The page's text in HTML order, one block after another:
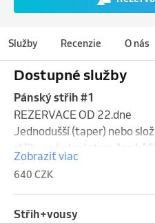
Služby Recenzie O nás
Dostupné služby
Pánský střih #1
REZERVACE OD 22.dne
Jednodušší (taper) nebo
střih - vyholení stran "na
úprava obočí, mytí vlasů,
Zobraziť viac
640 CZK
Střih+vousy